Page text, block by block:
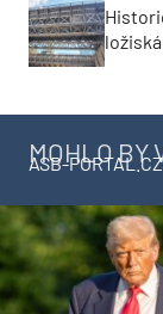
MOHLO BY
ASB-PORTAL.CZ